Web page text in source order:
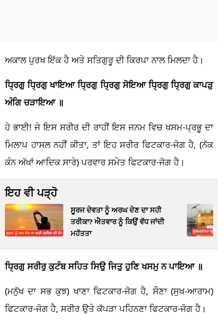
ਅਕਾਲ ਪੁਰਖ ਇੱਕ ਹੈ ਅਤੇ ਸਤਿਗੁਰੂ ਦੀ ਕਿਰਪਾ ਨਾਲ ਮਿਲਦਾ ਹੈ।
ਧ੍ਰਿਗੁ ਧ੍ਰਿਗੁ ਖਾਇਆ ਧ੍ਰਿਗੁ ਧ੍ਰਿਗੁ ਸੋਇਆ ਧ੍ਰਿਗੁ ਧ੍ਰਿਗੁ ਕਾਪੜੁ
ਅੰਗਿ ਚੜਾਇਆ ॥
ਹੇ ਭਾਈ! ਜੇ ਇਸ ਸਰੀਰ ਦੀ ਰਾਹੀਂ ਇਸ ਜਨਮ ਵਿਚ ਖਸਮ-ਪ੍ਰਭੂ ਦਾ
ਮਿਲਾਪ ਹਾਸਲ ਨਹੀਂ ਕੀਤਾ, ਤਾਂ ਇਹ ਸਰੀਰ ਫਿਟਕਾਰ-ਜੋਗ ਹੈ, (ਨੱਕ
ਕੰਨ ਅੱਖਾਂ ਆਦਿਕ ਸਾਰੇ) ਪਰਵਾਰ ਸਮੇਤ ਫਿਟਕਾਰ-ਜੋਗ ਹੈ।
ਇਹ ਵੀ ਪੜ੍ਹੋ
ਸੂਰਜ ਦੇਵਤਾ ਨੂੰ ਅਰਘ ਦੇਣ ਦਾ ਸਹੀ
ਤਰੀਕਾ? ਐਤਵਾਰ ਨੂੰ ਕਿਉਂ ਵੱਧ ਜਾਂਦੀ
ਮਹੱਤਤਾ
ਧ੍ਰਿਗੁ ਸਰੀਰੁ ਕੁਟੰਬ ਸਹਿਤ ਸਿਉ ਜਿਤੁ ਹੁਣਿ ਖਸਮੁ ਨ ਪਾਇਆ ॥
(ਮਨੁੱਖ ਦਾ ਸਭ ਕੁਝ) ਖਾਣਾ ਫਿਟਕਾਰ-ਜੋਗ ਹੈ, ਸੌਣਾ (ਸੁਖ-ਆਰਾਮ)
ਫਿਟਕਾਰ-ਜੋਗ ਹੈ, ਸਰੀਰ ਉਤੇ ਕੱਪੜਾ ਪਹਿਨਣਾ ਫਿਟਕਾਰ-ਜੋਗ ਹੈ।